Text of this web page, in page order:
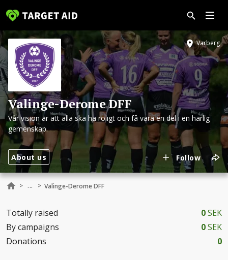
Valinge-Derome DFF
Vår vision är att alla ska ha roligt och få vara en del i en härlig
gemenskap.
Varberg
About us Follow
> ... > Valinge-Derome DFF
Totally raised 0SEK
By campaigns
0SEK
Donations
0